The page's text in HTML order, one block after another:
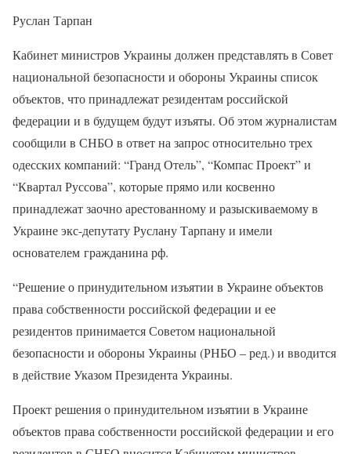
Руслан Тарпан
Кабинет министров Украины должен представлять в Совет
национальной безопасности и обороны Украины список
объектов, что принадлежат резидентам российской
федерации и в будущем будут изъяты. Об этом журналистам
сообщили в СНБО в ответ на запрос относительно трех
одесских компаний: “Гранд Отель”, “Компас Проект” и
“Квартал Руссова”, которые прямо или косвенно
принадлежат заочно арестованному и разыскиваемому в
Украине экс-депутату Руслану Тарпану и имели
основателем гражданина рф.
“Решение о принудительном изъятии в Украине объектов
права собственности российской федерации и ее
резидентов принимается Советом национальной
безопасности и обороны Украины (РНБО – ред.) и вводится
в действие Указом Президента Украины.
Проект решения о принудительном изъятии в Украине
объектов права собственности российской федерации и его